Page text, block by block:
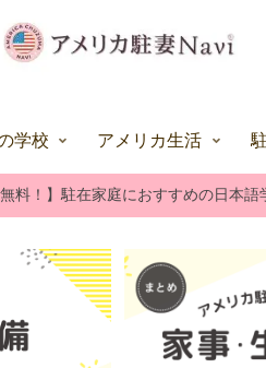
学校 アメリカ生活
料！】駐在家庭におすすめの日本語